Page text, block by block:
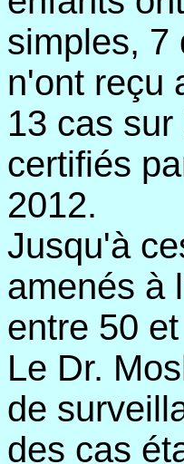
simples, 7
n'ont reçu
13 cas
certifiés
2012.
Jusqu'à
amenés à
entre 50
Le Dr.
de
des cas